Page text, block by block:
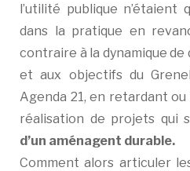
l’utilité publique n’étaient
dans la pratique en
contraire à la dynamique
et aux objectifs du
Agenda 21, en retardant
réalisation de projets qui
d’un aménagent durable.
Comment alors articuler